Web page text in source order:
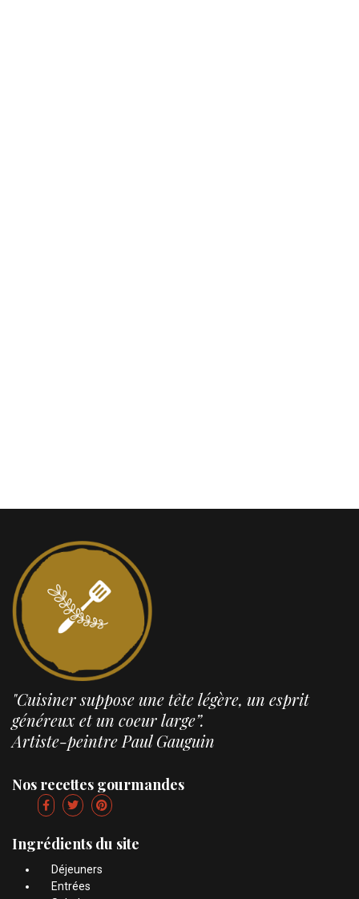
"Cuisiner suppose une tête légère, un esprit
généreux et un coeur large”.
Artiste-peintre Paul Gauguin
Nos recettes gourmandes
Ingrédients du site
Déjeuners
Entrées